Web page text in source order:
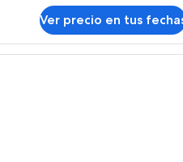
Ver precio en tus
Habitación de hotel con dos